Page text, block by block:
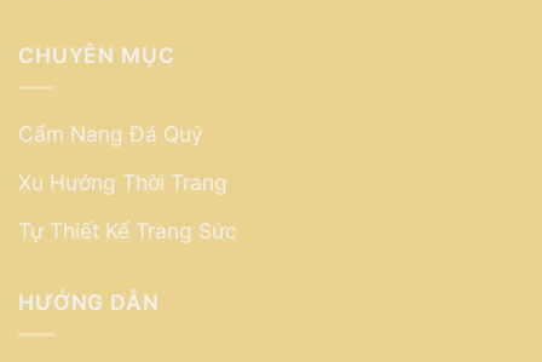
CHUYÊN MỤC
Cẩm Nang Đá Quý
Xu Hướng Thời Trang
Tự Thiết Kế Trang Sức
HƯỚNG DẪN